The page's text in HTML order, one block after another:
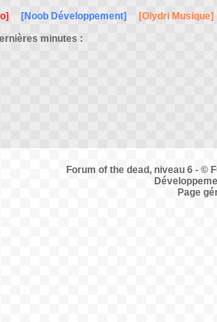
[Noob Développement]
[Olydri Musique]
minutes :
Forum of the dead, niveau 6 - ©
Page